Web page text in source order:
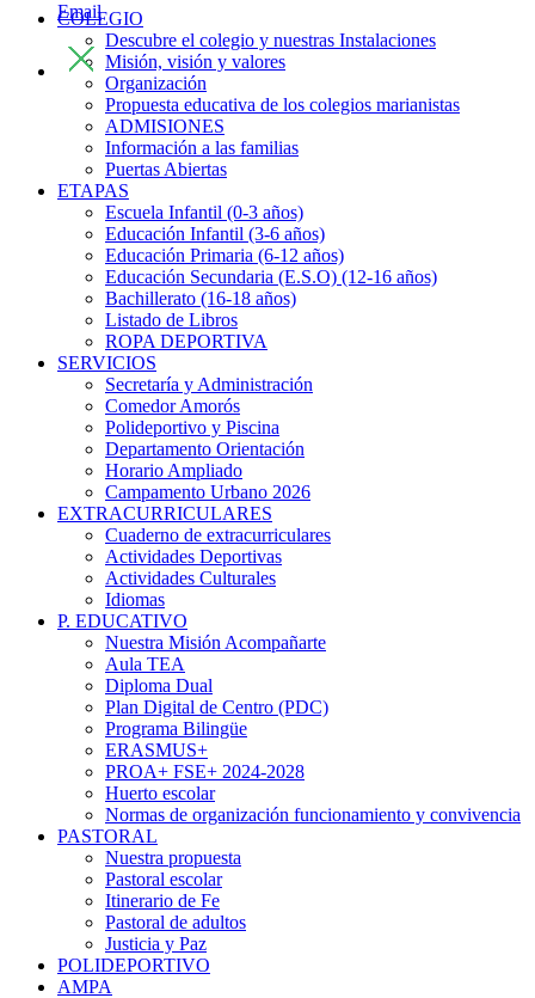
Email
COLEGIO
Descubre el colegio y nuestras Instalaciones
Misión, visión y valores
Organización
Propuesta educativa de los colegios marianistas
ADMISIONES
Información a las familias
Puertas Abiertas
ETAPAS
Escuela Infantil (0-3 años)
Educación Infantil (3-6 años)
Educación Primaria (6-12 años)
Educación Secundaria (E.S.O) (12-16 años)
Bachillerato (16-18 años)
Listado de Libros
ROPA DEPORTIVA
SERVICIOS
Secretaría y Administración
Comedor Amorós
Polideportivo y Piscina
Departamento Orientación
Horario Ampliado
Campamento Urbano 2026
EXTRACURRICULARES
Cuaderno de extracurriculares
Actividades Deportivas
Actividades Culturales
Idiomas
P. EDUCATIVO
Nuestra Misión Acompañarte
Aula TEA
Diploma Dual
Plan Digital de Centro (PDC)
Programa Bilingüe
ERASMUS+
PROA+ FSE+ 2024-2028
Huerto escolar
Normas de organización funcionamiento y convivencia
PASTORAL
Nuestra propuesta
Pastoral escolar
Itinerario de Fe
Pastoral de adultos
Justicia y Paz
POLIDEPORTIVO
AMPA